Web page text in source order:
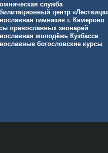
служба
центр
гимназия г. Кемерово
православных звонарей
молодёжь Кузбасса
богословские курсы